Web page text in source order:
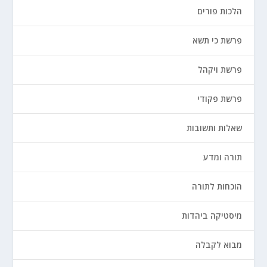
הלכות פורים
פרשת כי תשא
פרשת ויקהל
פרשת פקודי
שאלות ותשובות
תורה ומדע
הוכחות לתורה
מיסטיקה ביהדות
מבוא לקבלה